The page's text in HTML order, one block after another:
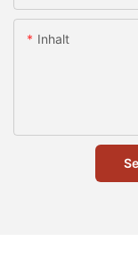
Inhalt